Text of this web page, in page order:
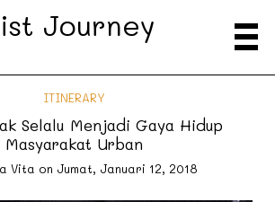
Journey
ITINERARY
Selalu Menjadi Gaya Hidup
Masyarakat Urban
Vita on Jumat, Januari 12, 2018